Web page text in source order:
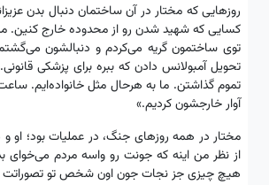
روزهایی که مختار در آن ساختمان دنبال بدن
کسایی که شهید شدن رو از محدوده خارج کنین. من
توی ساختمون گریه می‌کردم و دنبالشون
تحویل آمبولانس دادن که ببره برای پزشکی
تموم گذاشتن. ما به هرحال مثل خانواده‌ایم.
آوار خارجشون کردیم.»
از نظر من اینه که جونت رو واسه مردم
هیچ چیزی جز نجات جون اون شخص تو تصوراتت